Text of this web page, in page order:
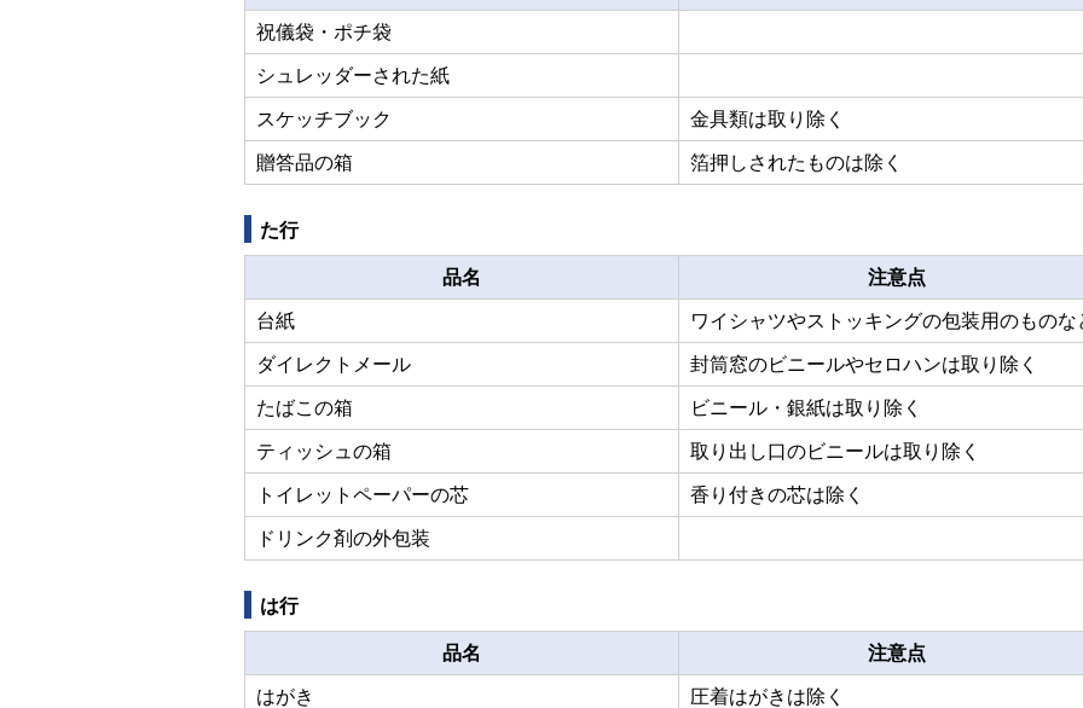
祝儀袋・ポチ袋
シュレッダーされた紙
スケッチブック 金具類は取り除く
贈答品の箱 箔押しされたものは除く
た行
品名 注意点
台紙 ワイシャツやストッキングの包装用のものな
ダイレクトメール 封筒窓のビニールやセロハンは取り除く
たばこの箱 ビニール・銀紙は取り除く
ティッシュの箱 取り出し口のビニールは取り除く
トイレットペーパーの芯 香り付きの芯は除く
ドリンク剤の外包装
は行
品名 注意点
はがき 圧着はがきは除く